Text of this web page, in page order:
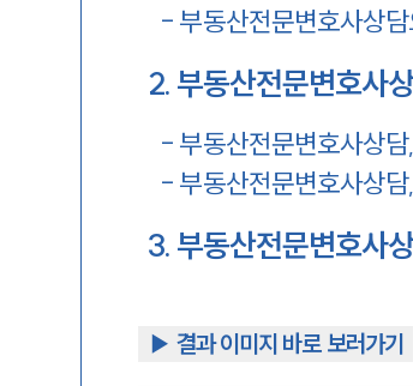
- 부동산전문변호사상
2. 부동산전문변호사
- 부동산전문변호사상
- 부동산전문변호사상
3. 부동산전문변호사
▶︎ 결과 이미지 바로 보러가기